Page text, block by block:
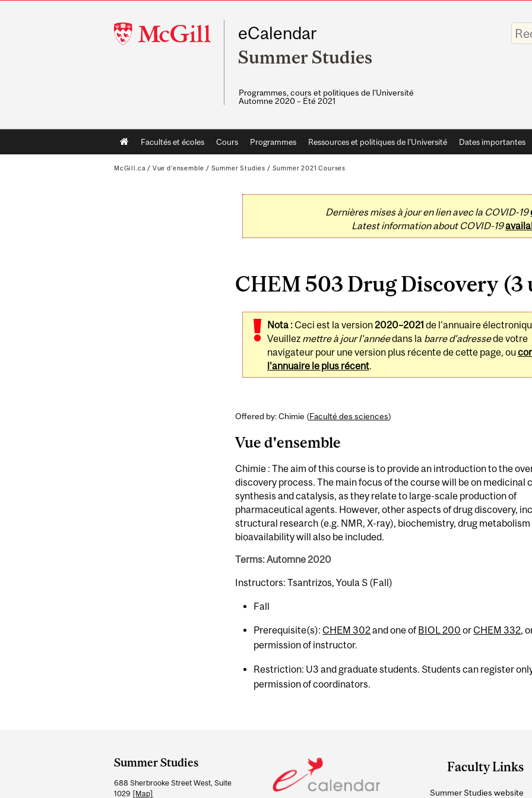
McGill
University
eCalendar
Summer Studies
Programmes, cours et politiques de l'Université
Automne 2020 – Été 2021
vos
mots-
Main
navigation
Facultés et écoles Cours Programmes Ressources et politiques de l'Université Dates importantes
McGill.ca / Vue d'ensemble / Summer Studies / Summer 2021 Courses
Dernières mises à jour en lien avec la COVID-19
Latest information about COVID-19
CHEM 503 Drug Discovery (3
Nota :Ceci est la version2020–2021 de l'annuaire
Veuillez mettre à jour l'annéedans la barre d'adressede votre
navigateur pour une version plus récente de cette page, ou
l'annuaire le plus récent.
Offered by: Chimie (Faculté des sciences)
Vue d'ensemble
Chimie : The aim of this course is to provide an introduction to the
discovery process. The main focus of the course will be on medicinal
synthesis and catalysis, as they relate to large-scale production of
pharmaceutical agents. However, other aspects of drug discovery,
structural research (e.g. NMR, X-ray), biochemistry, drug metabolism
bioavailability will also be included.
Terms: Automne 2020
Instructors: Tsantrizos, Youla S (Fall)
Fall
Prerequisite(s):CHEM 302and one of BIOL 200 orCHEM 332,
permission of instructor.
Restriction: U3 and graduate students. Students can register
permission of coordinators.
and
University
Summer Studies
688 Sherbrooke Street West, Suite
1029 [Map]
Faculty Links
Summer Studies website